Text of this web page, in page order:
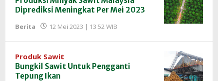
Diprediksi Meningkat Per Mei 2023
Berita 12 Mei 2023 | 13:52 WIB
InfoSAWIT
Produk Sawit
Bungkil Sawit Untuk Pengganti
Tepung Ikan